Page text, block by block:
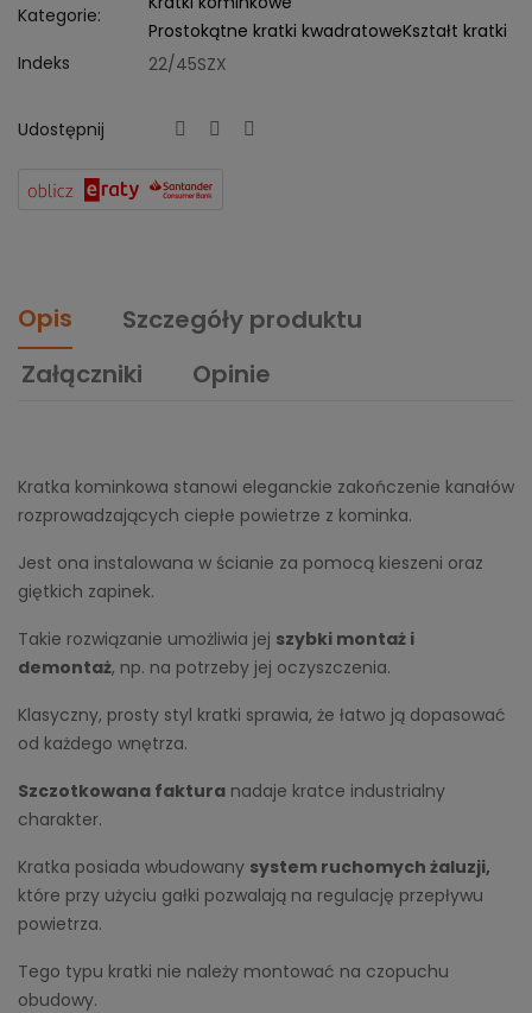
Kategorie:
Prostokątne kratki kwadratoweKształt kratki
Indeks
22/45SZX
Udostępnij
Opis
Szczegóły produktu
Załączniki
Opinie
Kratka kominkowa stanowi eleganckie zakończenie kanałów
rozprowadzających ciepłe powietrze z kominka.
Jest ona instalowana w ścianie za pomocą kieszeni oraz
giętkich zapinek.
Takie rozwiązanie umożliwia jej szybki montaż i
demontaż, np. na potrzeby jej oczyszczenia.
Klasyczny, prosty styl kratki sprawia, że łatwo ją dopasować
od każdego wnętrza.
Szczotkowana faktura nadaje kratce industrialny
charakter.
Kratka posiada wbudowany system ruchomych żaluzji,
które przy użyciu gałki pozwalają na regulację przepływu
powietrza.
Tego typu kratki nie należy montować na czopuchu
obudowy.